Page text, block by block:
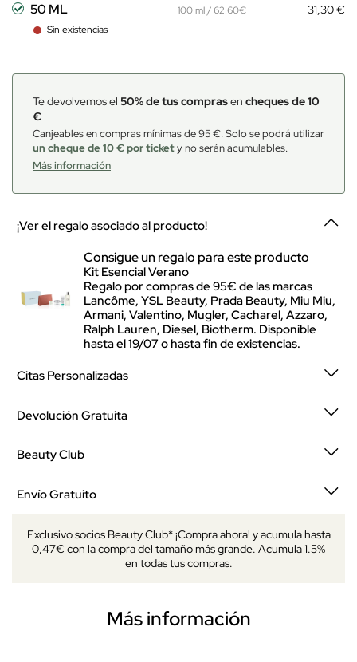
50 ML
Sin existencias
100 ml / 62.60€ 31,30 €
Te devolvemos el 50% de tus comprasen cheques de 10
€
Canjeables en compras mínimas de 95 €. Solo se podrá utilizar
un cheque de 10 € por tickety no serán acumulables.
Más información
¡Ver el regalo asociado al producto!
Consigue un regalo para este producto
Kit Esencial Verano
Regalo por compras de 95€ de las marcas
Lancôme, YSL Beauty, Prada Beauty, Miu Miu,
Armani, Valentino, Mugler, Cacharel, Azzaro,
Ralph Lauren, Diesel, Biotherm. Disponible
hasta el 19/07 o hasta fin de existencias.
Citas Personalizadas
Devolución Gratuita
Beauty Club
Envío Gratuito
Exclusivo socios Beauty Club* ¡Compra ahora! y acumula hasta
0,47€ con la compra del tamaño más grande. Acumula 1.5%
en todas tus compras.
Más información